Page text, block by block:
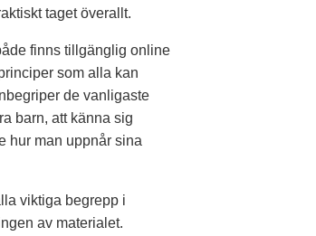
taget överallt.
finns tillgänglig online
som alla kan
de vanligaste
barn, att känna sig
hur man uppnår sina
viktiga begrepp i
av materialet.